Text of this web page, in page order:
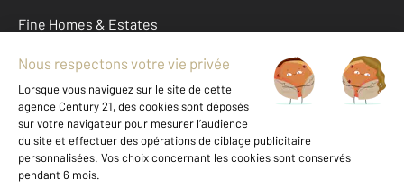
Fine Homes & Estates
À propos
International
Nous contacter